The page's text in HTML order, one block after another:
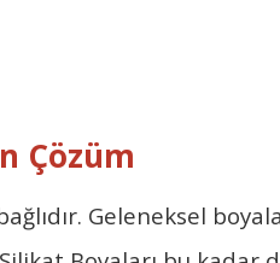
Çözüm
Geleneksel